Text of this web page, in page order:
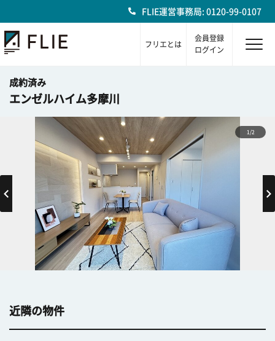
FLIE運営事務局: 0120-99-0107
フリエとは
会員登録
ログイン
成約済み
エンゼルハイム多摩川
1/2
近隣の物件